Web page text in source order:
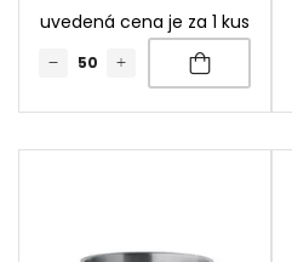
uvedená cena je za 1 kus